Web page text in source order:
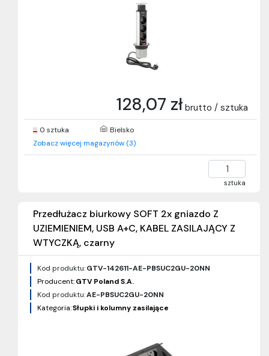
128,07 zł brutto / sztuka
0 sztuka
Bielsko
Zobacz więcej magazynów (3)
sztuka
Przedłużacz biurkowy SOFT 2x gniazdo Z
UZIEMIENIEM, USB A+C, KABEL ZASILAJĄCY Z
WTYCZKĄ, czarny
Kod produktu:GTV-142611-AE-PBSUC2GU-20NN
Producent:GTV Poland S.A.
Kod produktu:AE-PBSUC2GU-20NN
Kategoria:Słupki i kolumny zasilające